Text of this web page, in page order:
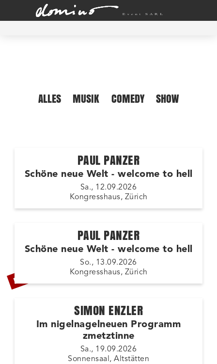
ALLES MUSIK COMEDY SHOW
PAUL PANZER
Schöne neue Welt - welcome to hell
Sa., 12.09.2026
Kongresshaus, Zürich
LETZTE TICKETS
PAUL PANZER
Schöne neue Welt - welcome to hell
So., 13.09.2026
Kongresshaus, Zürich
SIMON ENZLER
Im nigelnagelneuen Programm
zmetztinne
Sa., 19.09.2026
Sonnensaal, Altstätten